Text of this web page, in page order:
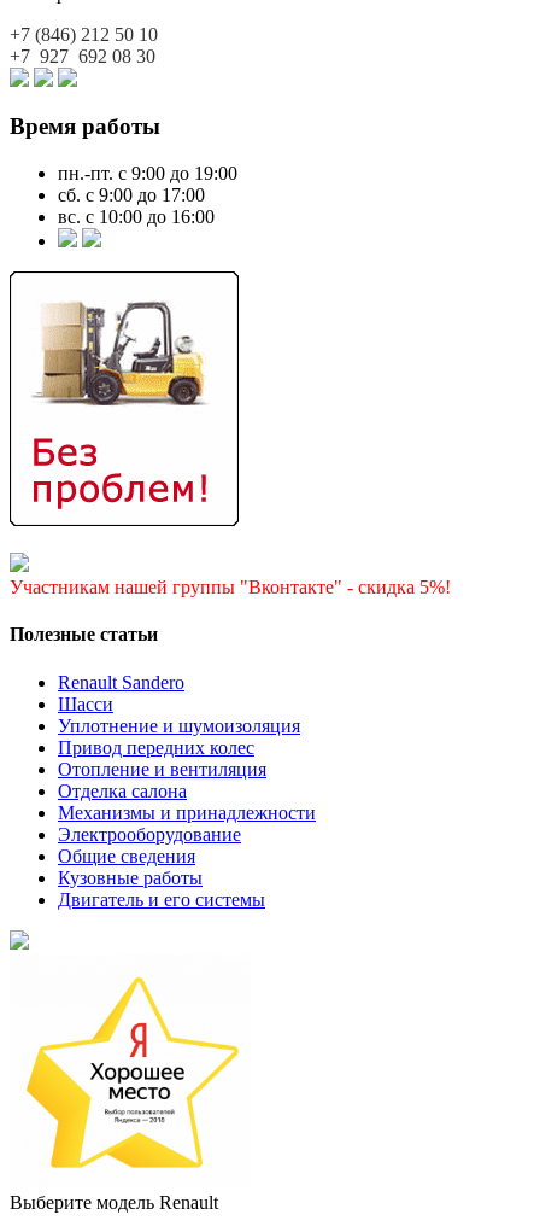
+7 (846) 212 50 10
+7 927 692 08 30
Время работы
пн.-пт. с 9:00 до 19:00
сб. с 9:00 до 17:00
вс. с 10:00 до 16:00
Участникам нашей группы "Вконтакте" - скидка 5%!
Полезные статьи
Renault Sandero
Шасси
Уплотнение и шумоизоляция
Привод передних колес
Отопление и вентиляция
Отделка салона
Механизмы и принадлежности
Электрооборудование
Общие сведения
Кузовные работы
Двигатель и его системы
Выберите модель Renault